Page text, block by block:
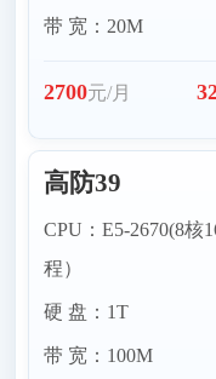
带 宽：20M
2700元/月
高防39
CPU：E5-2670(8核
程）
硬 盘：1T
带 宽：100M